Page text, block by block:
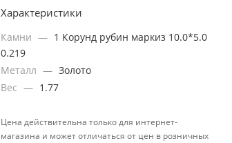
Характеристики
Камни — 1 Корунд рубин маркиз 10.0*5.0
0.219
Металл — Золото
Вес — 1.77
Цена действительна только для интернет-
магазина и может отличаться от цен в розничных